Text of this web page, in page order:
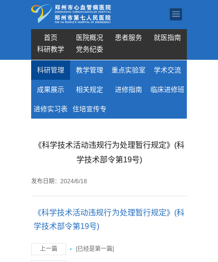
首页 医院概况 患者服务
就医指南
科研教学
党务纪委
科研管理 教学管理 重点实验室 学术交流
成果展示 相关规定 进修指南 临床进修班
进修实习表 住培宣传专
《科学技术活动违规行为处理暂行规定》(科
学技术部令第19号)
发布日期： 2024/6/18
《科学技术活动违规行为处理暂行规定》(科
学技术部令第19号)
上一篇 [已经是第一篇]